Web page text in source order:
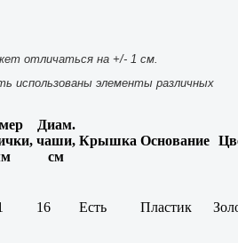
отличаться на +/- 1 см.
использованы элементы различных
Диам.
чаши,
см
Крышка Основание
16 Есть Пластик